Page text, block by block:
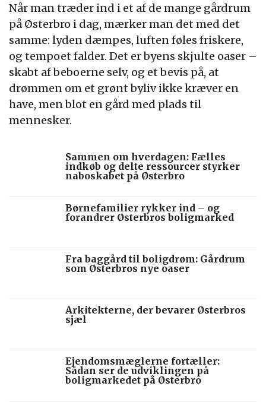
Når man træder ind i et af de mange gårdrum
på Østerbro i dag, mærker man det med det
samme: lyden dæmpes, luften føles friskere,
og tempoet falder. Det er byens skjulte oaser –
skabt af beboerne selv, og et bevis på, at
drømmen om et grønt byliv ikke kræver en
have, men blot en gård med plads til
mennesker.
Sammen om hverdagen: Fælles
indkøb og delte ressourcer styrker
naboskabet på Østerbro
Børnefamilier rykker ind – og
forandrer Østerbros boligmarked
Fra baggård til boligdrøm: Gårdrum
som Østerbros nye oaser
Arkitekterne, der bevarer Østerbros
sjæl
Ejendomsmæglerne fortæller:
Sådan ser de udviklingen på
boligmarkedet på Østerbro